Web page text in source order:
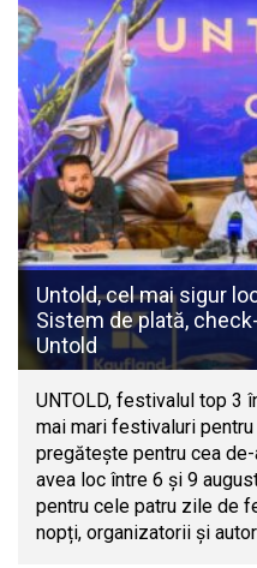
Untold, cel mai sigur
Sistem de plată,
Untold
UNTOLD, festivalul top 3
mai mari festivaluri
pregătește pentru cea
avea loc între 6 și 9
pentru cele patru zile de
nopți, organizatorii și